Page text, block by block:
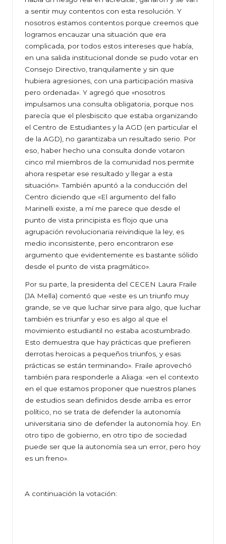
a sentir muy contentos con esta resolución. Y
nosotros estamos contentos porque creemos que
logramos encauzar una situación que era
complicada, por todos estos intereses que había,
en una salida institucional donde se pudo votar en
Consejo Directivo, tranquilamente y sin que
hubiera agresiones, con una participación masiva
pero ordenada». Y agregó que «nosotros
impulsamos una consulta obligatoria, porque nos
parecía que el plesbiscito que estaba organizando
el Centro de Estudiantes y la AGD (en particular el
de la AGD), no garantizaba un resultado serio. Por
eso, haber hecho una consulta donde votaron
cinco mil miembros de la comunidad nos permite
ahora respetar ese resultado y llegar a esta
situación». También apuntó a la conducción del
Centro diciendo que «El argumento del fallo
Marinelli existe, a mí me parece que desde el
punto de vista principista es flojo que una
agrupación revolucionaria reivindique la ley, es
medio inconsistente, pero encontraron ese
argumento que evidentemente es bastante sólido
desde el punto de vista pragmático».
Por su parte, la presidenta del CECEN Laura Fraile
(JA Mella) comentó que «este es un triunfo muy
grande, se ve que luchar sirve para algo, que luchar
también es triunfar y eso es algo al que el
movimiento estudiantil no estaba acostumbrado.
Esto demuestra que hay prácticas que prefieren
derrotas heroicas a pequeños triunfos, y esas
prácticas se están terminando». Fraile aprovechó
también para responderle a Aliaga: «en el contexto
en el que estamos proponer que nuestros planes
de estudios sean definidos desde arriba es error
político, no se trata de defender la autonomía
universitaria sino de defender la autonomía hoy. En
otro tipo de gobierno, en otro tipo de sociedad
puede ser que la autonomía sea un error, pero hoy
es un freno».
A continuación la votación: